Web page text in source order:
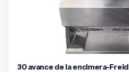
30 avance de la encimera-